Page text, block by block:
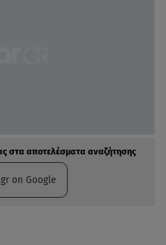
στα αποτελέσματα αναζήτησης
on Google